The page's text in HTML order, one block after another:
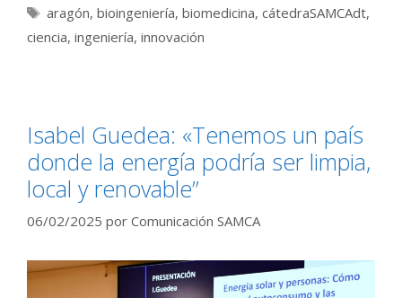
Etiquetas
aragón, bioingeniería, biomedicina, cátedraSAMCAdt,
ciencia, ingeniería, innovación
Isabel Guedea: «Tenemos un país
donde la energía podría ser limpia,
local y renovable”
06/02/2025 por Comunicación SAMCA